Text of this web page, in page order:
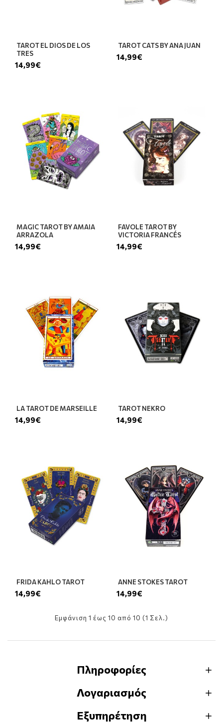
TAROT EL DIOS DE LOS
TRES
14,99€
TAROT CATS BY ANA JUAN
14,99€
MAGIC TAROT BY AMAIA
ARRAZOLA
14,99€
FAVOLE TAROT BY
VICTORIA FRANCÉS
14,99€
LA TAROT DE MARSEILLE
14,99€
TAROT NEKRO
14,99€
FRIDA KAHLO TAROT
14,99€
ANNE STOKES TAROT
14,99€
Εμφάνιση 1 έως 10 από 10 (1 Σελ.)
Πληροφορίες
Λογαριασμός
Εξυπηρέτηση